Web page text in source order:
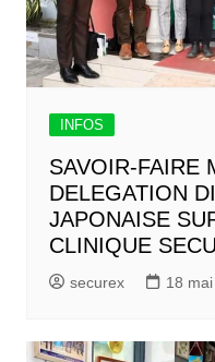
INFOS
SAVOIR-FAIRE
DELEGATION
JAPONAISE
CLINIQUE
securex 18